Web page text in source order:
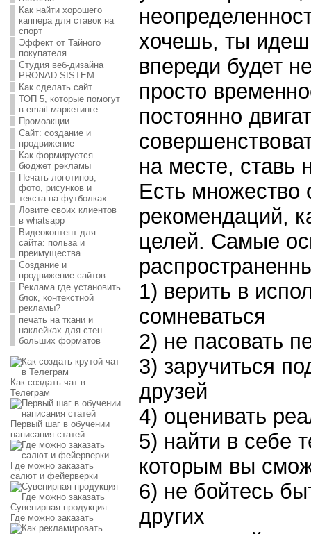
Как найти хорошего
каппера для ставок на
спорт
Эффект от Тайного
покупателя
Студия веб-дизайна
PRONAD SISTEM
Как сделать сайт
ТОП 5, которые помогут
в email-маркетинге
Промоакции
Сайт: создание и
продвижение
Как формируется
бюджет рекламы
Печать логотипов,
фото, рисунков и
текста на футболках
Ловите своих клиентов
в whatsapp
Видеоконтент для
сайта: польза и
преимущества
Создание и
продвижение сайтов
Реклама где установить
блок, контекстной
рекламы?
печать на ткани и
наклейках для стен
больших форматов
Как создать чат в
Телеграм
Первый шаг в обучении
написания статей
Где можно заказать
салют и фейерверки
Сувенирная продукция
Где можно заказать
хочешь, ты
впереди будет
просто
постоянно
на месте, ставь
Есть множество
рекомендаций,
целей. Самые
1) верить в
сомневаться
2) не пасовать
3) заручиться
друзей
4) оценивать
5) найти в себе
которым вы
6) не бойтесь
других